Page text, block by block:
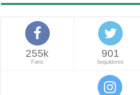
255k
Fans
901
Seguidores